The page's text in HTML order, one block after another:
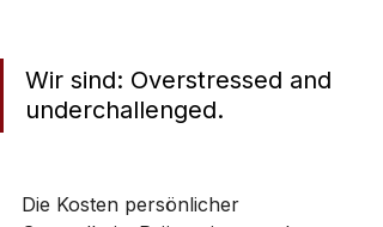
Wir sind: Overstressed and
underchallenged.
Die Kosten persönlicher